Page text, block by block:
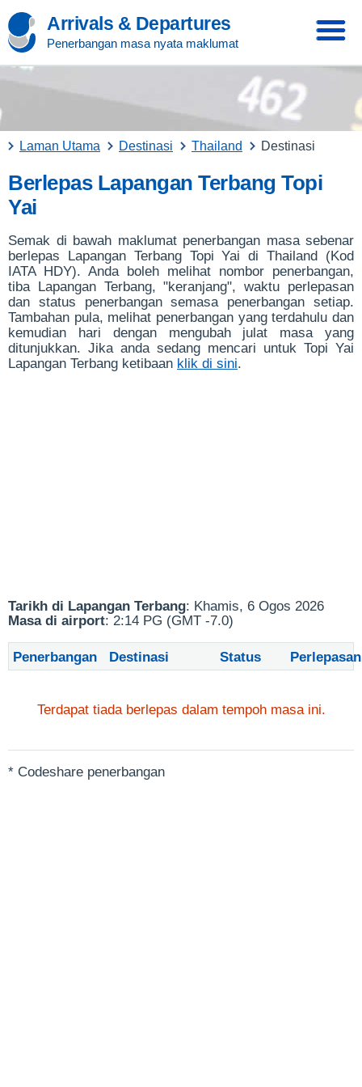
Arrivals & Departures
Penerbangan masa nyata maklumat
Laman Utama Destinasi Thailand Destinasi
Berlepas Lapangan Terbang Topi
Yai
Semak di bawah maklumat penerbangan masa sebenar
berlepas Lapangan Terbang Topi Yai di Thailand (Kod
IATA HDY). Anda boleh melihat nombor penerbangan,
tiba Lapangan Terbang, "keranjang", waktu perlepasan
dan status penerbangan semasa penerbangan setiap.
Tambahan pula, melihat penerbangan yang terdahulu dan
kemudian hari dengan mengubah julat masa yang
ditunjukkan. Jika anda sedang mencari untuk Topi Yai
Lapangan Terbang ketibaan klik di sini.
Tarikh di Lapangan Terbang: Khamis, 6 Ogos 2026
Masa di airport: 2:14 PG (GMT -7.0)
Penerbangan Destinasi Status Perlepasan
Terdapat tiada berlepas dalam tempoh masa ini.
* Codeshare penerbangan